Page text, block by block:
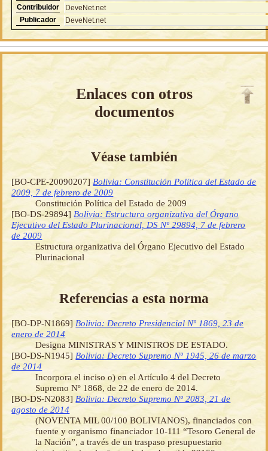
Contribuidor
DeveNet.net
Publicador
DeveNet.net
Enlaces con otros
documentos
Véase también
[BO-CPE-20090207] Bolivia: Constitución Política del Estado de
2009, 7 de febrero de 2009
Constitución Política del Estado de 2009
[BO-DS-29894] Bolivia: Estructura organizativa del Órgano
Ejecutivo del Estado Plurinacional, DS Nº 29894, 7 de febrero
de 2009
Estructura organizativa del Órgano Ejecutivo del Estado
Plurinacional
Referencias a esta norma
[BO-DP-N1869] Bolivia: Decreto Presidencial Nº 1869, 23 de
enero de 2014
Designa MINISTRAS Y MINISTROS DE ESTADO.
[BO-DS-N1945] Bolivia: Decreto Supremo Nº 1945, 26 de marzo
de 2014
Incorpora el inciso o) en el Artículo 4 del Decreto
Supremo Nº 1868, de 22 de enero de 2014.
[BO-DS-N2083] Bolivia: Decreto Supremo Nº 2083, 21 de
agosto de 2014
(NOVENTA MIL 00/100 BOLIVIANOS), financiados con
fuente y organismo financiador 10-111 “Tesoro General de
la Nación”, a través de un traspaso presupuestario